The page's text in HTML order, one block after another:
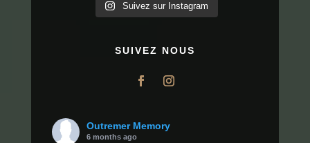
Suivez sur Instagram
SUIVEZ NOUS
Outremer Memory
6 months ago